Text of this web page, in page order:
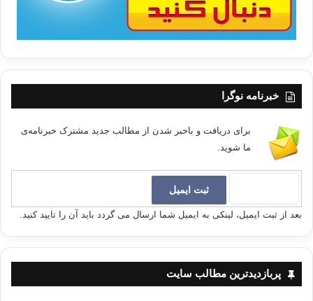
خبرنامه نوگرا
برای دریافت و باخبر شدن از مطالب جدید مشترک خبرنامه‌ی
ما شوید.
بعد از ثبت ایمیل، لینکی به ایمیل شما ارسال می گردد باید آن را تایید کنید.
پربازدیدترین مطالب سایت